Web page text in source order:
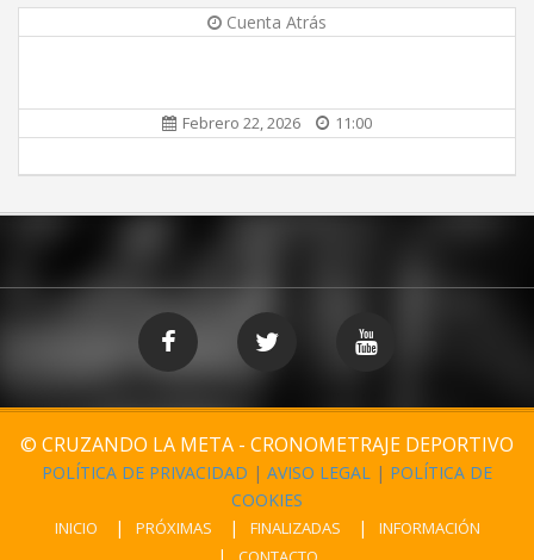
Cuenta Atrás
Febrero 22, 2026 11:00
© CRUZANDO LA META - CRONOMETRAJE DEPORTIVO
POLÍTICA DE PRIVACIDAD | AVISO LEGAL | POLÍTICA DE
COOKIES
INICIO PRÓXIMAS FINALIZADAS
INFORMACIÓN